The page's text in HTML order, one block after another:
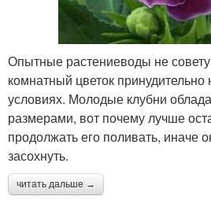
Опытные растениеводы не
комнатный цветок
условиях. Молодые клубни
размерами, вот почему лучше
продолжать его поливать, иначе
засохнуть.
читать дальше →